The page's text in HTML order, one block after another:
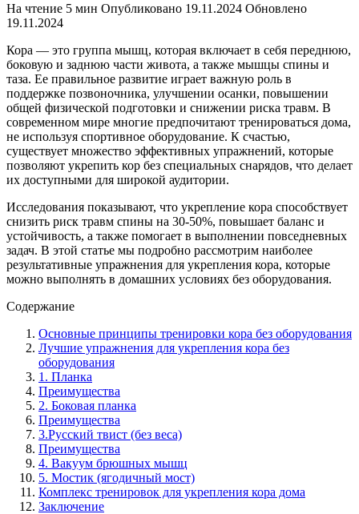
На чтение 5 мин Опубликовано 19.11.2024 Обновлено
19.11.2024
Кора — это группа мышц, которая включает в себя переднюю,
боковую и заднюю части живота, а также мышцы спины и
таза. Ее правильное развитие играет важную роль в
поддержке позвоночника, улучшении осанки, повышении
общей физической подготовки и снижении риска травм. В
современном мире многие предпочитают тренироваться дома,
не используя спортивное оборудование. К счастью,
существует множество эффективных упражнений, которые
позволяют укрепить кор без специальных снарядов, что делает
их доступными для широкой аудитории.
Исследования показывают, что укрепление кора способствует
снизить риск травм спины на 30-50%, повышает баланс и
устойчивость, а также помогает в выполнении повседневных
задач. В этой статье мы подробно рассмотрим наиболее
результативные упражнения для укрепления кора, которые
можно выполнять в домашних условиях без оборудования.
Содержание
Основные принципы тренировки кора без оборудования
Лучшие упражнения для укрепления кора без
оборудования
1. Планка
Преимущества
2. Боковая планка
Преимущества
3.Русский твист (без веса)
Преимущества
4. Вакуум брюшных мышц
5. Мостик (ягодичный мост)
Комплекс тренировок для укрепления кора дома
Заключение